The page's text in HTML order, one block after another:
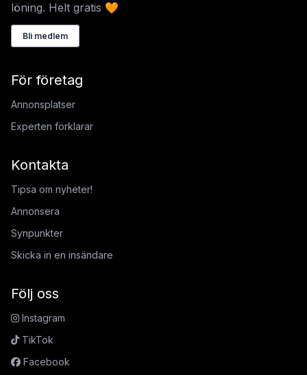
löning. Helt gratis 🧡
Bli medlem
För företag
Annonsplatser
Experten förklarar
Kontakta
Tipsa om nyheter!
Annonsera
Synpunkter
Skicka in en insändare
Följ oss
Instagram
TikTok
Facebook